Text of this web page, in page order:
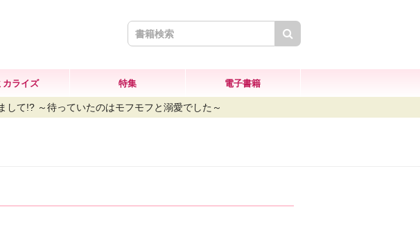
カライズ 特集 電子書籍
て!? ～待っていたのはモフモフと溺愛でした～